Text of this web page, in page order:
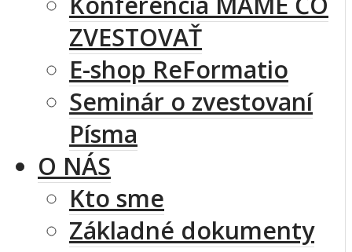
ZVESTOVAŤ
E-shop ReFormatio
Seminár o zvestovaní
Písma
O NÁS
Kto sme
Základné dokumenty